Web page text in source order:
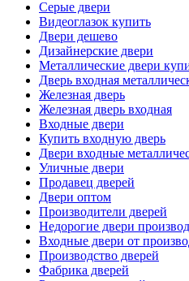
Серые двери
Видеоглазок купить
Двери дешево
Дизайнерские двери
Металлические двери
Дверь входная
Железная дверь
Железная дверь входная
Входные двери
Купить входную дверь
Двери входные
Уличные двери
Продавец дверей
Двери оптом
Производители дверей
Недорогие двери
Входные двери от
Производство дверей
Фабрика дверей